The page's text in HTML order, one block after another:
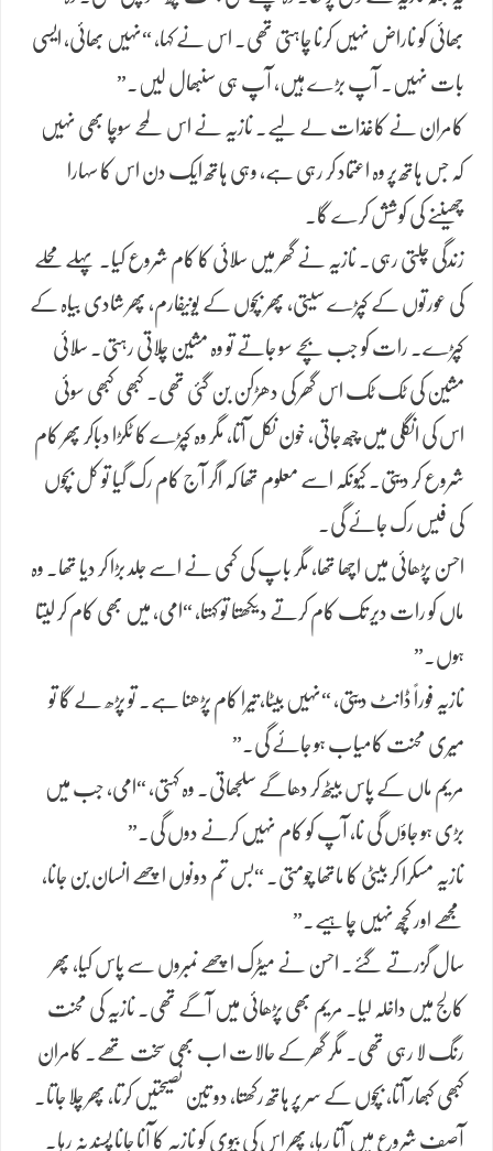
بھائی کو ناراض نہیں کرنا چاہتی تھی۔ اس نے کہا، “نہیں بھائی، ایسی
بات نہیں۔ آپ بڑے ہیں، آپ ہی سنبھال لیں۔”
کامران نے کاغذات لے لیے۔ نازیہ نے اس لمحے سوچا بھی نہیں
کہ جس ہاتھ پر وہ اعتماد کر رہی ہے، وہی ہاتھ ایک دن اس کا سہارا
چھیننے کی کوشش کرے گا۔
زندگی چلتی رہی۔ نازیہ نے گھر میں سلائی کا کام شروع کیا۔ پہلے محلے
کی عورتوں کے کپڑے سیتی، پھر بچوں کے یونیفارم، پھر شادی بیاہ کے
کپڑے۔ رات کو جب بچے سو جاتے تو وہ مشین چلاتی رہتی۔ سلائی
مشین کی ٹک ٹک اس گھر کی دھڑکن بن گئی تھی۔ کبھی کبھی سوئی
اس کی انگلی میں چبھ جاتی، خون نکل آتا، مگر وہ کپڑے کا ٹکڑا دباکر پھر کام
شروع کر دیتی۔ کیونکہ اسے معلوم تھا کہ اگر آج کام رک گیا تو کل بچوں
کی فیس رک جائے گی۔
احسن پڑھائی میں اچھا تھا، مگر باپ کی کمی نے اسے جلد بڑا کر دیا تھا۔ وہ
ماں کو رات دیر تک کام کرتے دیکھتا تو کہتا، “امی، میں بھی کام کر لیتا
ہوں۔”
نازیہ فوراً ڈانٹ دیتی، “نہیں بیٹا، تیرا کام پڑھنا ہے۔ تو پڑھ لے گا تو
میری محنت کامیاب ہو جائے گی۔”
مریم ماں کے پاس بیٹھ کر دھاگے سلجھاتی۔ وہ کہتی، “امی، جب میں
بڑی ہو جاؤں گی نا، آپ کو کام نہیں کرنے دوں گی۔”
نازیہ مسکرا کر بیٹی کا ماتھا چومتی۔ “بس تم دونوں اچھے انسان بن جانا،
مجھے اور کچھ نہیں چاہیے۔”
سال گزرتے گئے۔ احسن نے میٹرک اچھے نمبروں سے پاس کیا، پھر
کالج میں داخلہ لیا۔ مریم بھی پڑھائی میں آگے تھی۔ نازیہ کی محنت
رنگ لا رہی تھی۔ مگر گھر کے حالات اب بھی سخت تھے۔ کامران
کبھی کبھار آتا، بچوں کے سر پر ہاتھ رکھتا، دو تین نصیحتیں کرتا، پھر چلا جاتا۔
آصف شروع میں آتا رہا، پھر اس کی بیوی کو نازیہ کا آنا جانا پسند نہ رہا۔